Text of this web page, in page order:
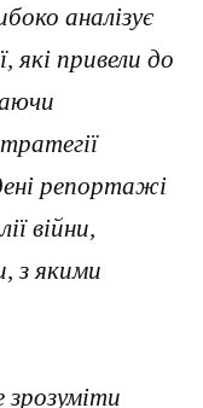
аналізує
які привели до
репортажі
війни,
з якими